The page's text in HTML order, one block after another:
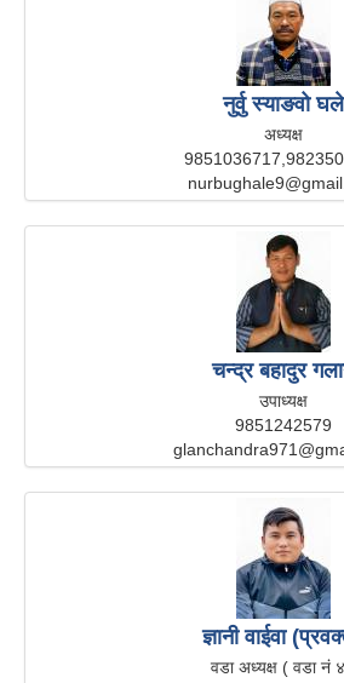
नुर्वु स्याङवो घले
अध्यक्ष
चन्द्र बहादुर
उपाध्यक्ष
9851242579
ज्ञानी वाईवा
वडा अध्यक्ष ( वडा नं